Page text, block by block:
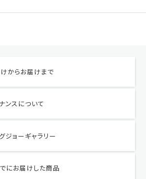
からお届けまで
ンスについて
ジョーギャラリー
にお届けした商品